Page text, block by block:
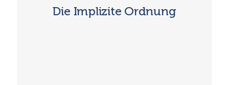
Die Implizite Ordnung